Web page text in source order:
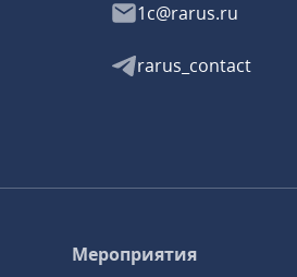
1c@rarus.ru
rarus_contact
Мероприятия